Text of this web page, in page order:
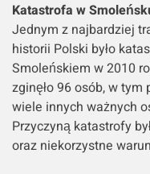
Katastrofa w
Jednym z najbardziej
historii Polski było
Smoleńskiem w 2010
zginęło 96 osób, w
wiele innych ważnych
Przyczyną katastrofy
oraz niekorzystne